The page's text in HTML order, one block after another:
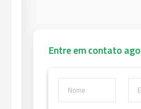
Entre em contato